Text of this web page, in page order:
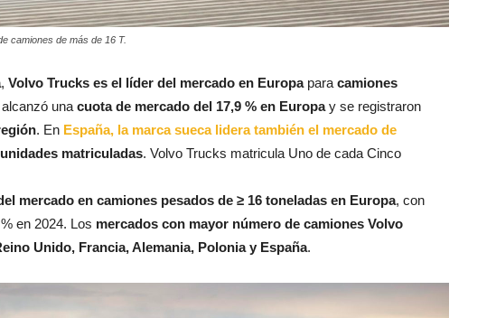
camiones de más de 16 T.
, Volvo Trucks es el líder del mercado en Europapara camiones
una cuota de mercado del 17,9 % en Europay se registraron
. En España, la marca sueca lidera también el mercado de
matriculadas. Volvo Trucks matricula Uno de cada Cinco
mercado en camiones pesados de ≥ 16 toneladas en Europa, con
en 2024. Los mercados con mayor número de camiones Volvo
Unido, Francia, Alemania, Polonia y España.